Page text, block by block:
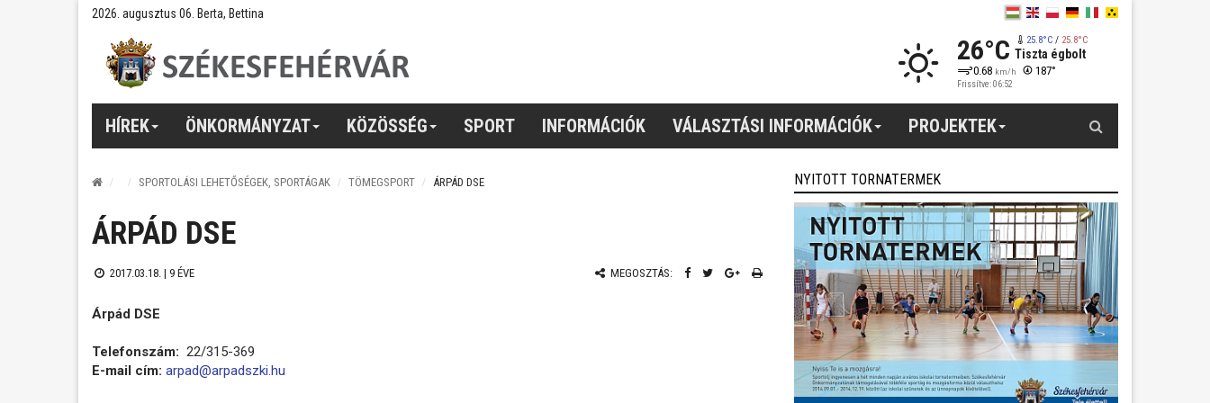
2026. augusztus 06. Berta, Bettina
26°C 25.8°C/ 25.8°C
Tiszta égbolt
0.68 km/h 187°
Frissítve: 06:52
HÍREK ÖNKORMÁNYZAT KÖZÖSSÉG SPORT INFORMÁCIÓK VÁLASZTÁSI INFORMÁCIÓK PROJEKTEK
SPORTOLÁSI LEHETŐSÉGEK, SPORTÁGAK TÖMEGSPORT ÁRPÁD DSE
ÁRPÁD DSE
2017.03.18. | 9 ÉVE MEGOSZTÁS:
Árpád DSE
Telefonszám: 22/315-369
E-mail cím: arpad@arpadszki.hu
NYITOTT TORNATERMEK